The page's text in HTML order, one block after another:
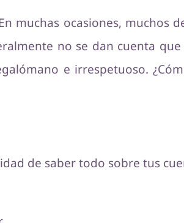
muchas ocasiones, muchos
no se dan cuenta
e irrespetuoso.
de saber todo sobre tus